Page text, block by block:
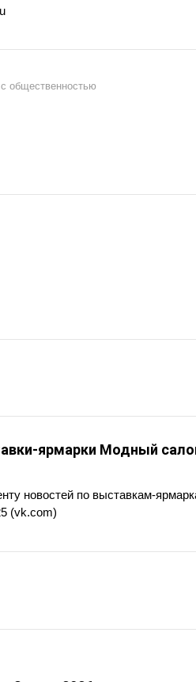
общественностью
ярмарки Модный
новостей по выставкам-
(vk.com)